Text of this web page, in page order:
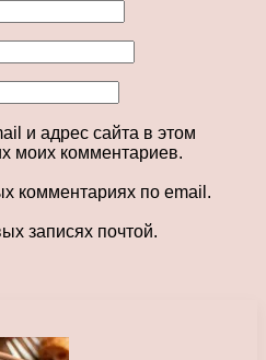
и адрес сайта в этом
моих комментариев.
комментариях по email.
записях почтой.